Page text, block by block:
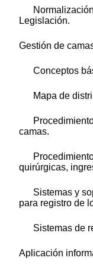
Legislación.
Gestión de
Conceptos
Mapa de
camas.
quirúrgicas,
Sistemas y
para registro de
Sistemas de
Aplicación